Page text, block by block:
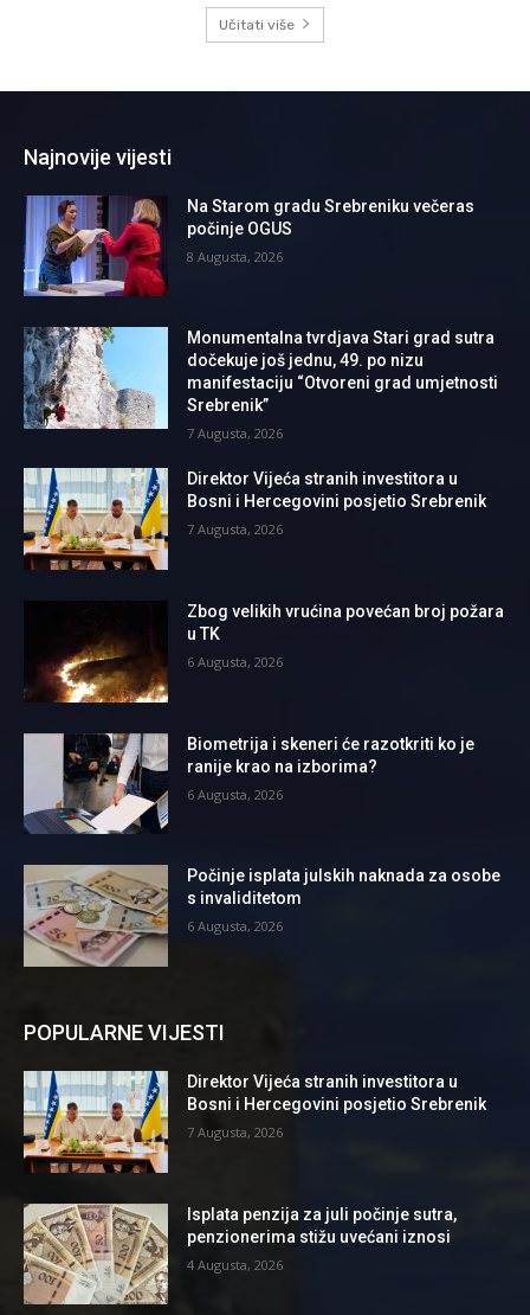
Učitati više
Najnovije vijesti
Na Starom gradu Srebreniku večeras
počinje OGUS
8 Augusta, 2026
Monumentalna tvrdjava Stari grad sutra
dočekuje još jednu, 49. po nizu
manifestaciju “Otvoreni grad umjetnosti
Srebrenik”
7 Augusta, 2026
Direktor Vijeća stranih investitora u
Bosni i Hercegovini posjetio Srebrenik
7 Augusta, 2026
Zbog velikih vrućina povećan broj požara
u TK
6 Augusta, 2026
Biometrija i skeneri će razotkriti ko je
ranije krao na izborima?
6 Augusta, 2026
Počinje isplata julskih naknada za osobe
s invaliditetom
6 Augusta, 2026
POPULARNE VIJESTI
Direktor Vijeća stranih investitora u
Bosni i Hercegovini posjetio Srebrenik
7 Augusta, 2026
Isplata penzija za juli počinje sutra,
penzionerima stižu uvećani iznosi
4 Augusta, 2026